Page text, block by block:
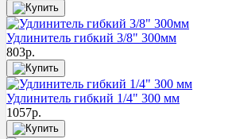
Удлинитель гибкий 3/8" 300мм
803р.
Удлинитель гибкий 1/4" 300 мм
1057р.